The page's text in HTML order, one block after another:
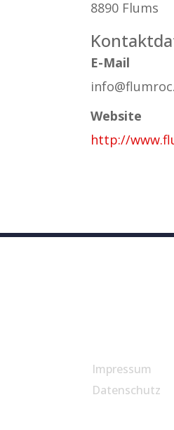
8890 Flums
E-Mail
Website
http://
Impressum
Datenschutz